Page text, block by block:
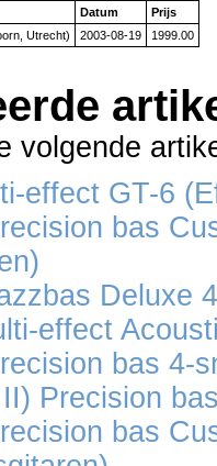
Datum
Prijs
Utrecht) 2003-08-19 1999.00
volgende
effect GT-6
bas
Deluxe
effect
bas 4-
Precision
bas